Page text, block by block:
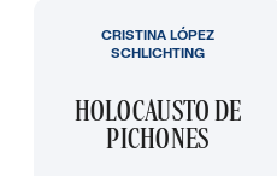
HOLOCAUSTO DE
PICHONES
CRISTINA LÓPEZ
SCHLICHTING